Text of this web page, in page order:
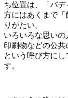
ち位置は、「バ
方にはあくまで
りがたい。
いろいろな思いの
印刷物などの公共
という呼び方に
す。